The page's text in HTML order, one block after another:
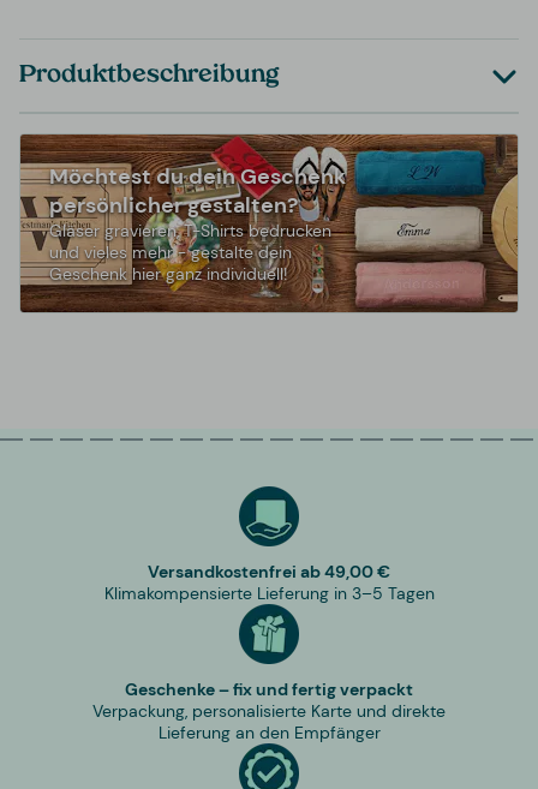
Produktbeschreibung
Möchtest du dein Geschenk
persönlicher gestalten?
Gläser gravieren, T-Shirts bedrucken
und vieles mehr - gestalte dein
Geschenk hier ganz individuell!
Versandkostenfrei ab 49,00 €
Klimakompensierte Lieferung in 3–5 Tagen
Geschenke – fix und fertig verpackt
Verpackung, personalisierte Karte und direkte
Lieferung an den Empfänger